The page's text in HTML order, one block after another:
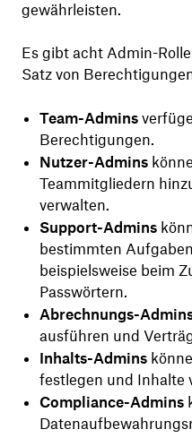
gewährleisten.
Es gibt acht Admin-
Satz von
Team-Admins
Berechtigungen.
Nutzer-Admins
Teammitgliedern
verwalten.
Support-Admins
bestimmten
beispielsweise beim
Passwörtern.
Abrechnungs-
ausführen und
Inhalts-Admins
festlegen und Inhalte
Compliance-Admins